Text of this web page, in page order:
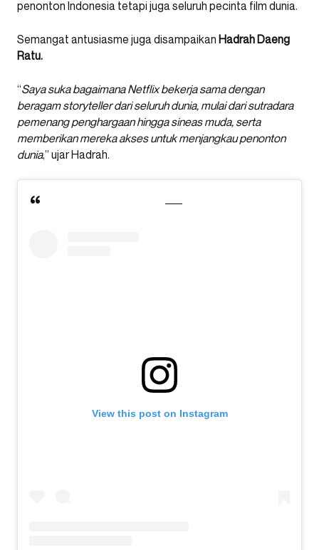
penonton Indonesia tetapi juga seluruh pecinta film dunia.
Semangat antusiasme juga disampaikan Hadrah Daeng
Ratu.
“Saya suka bagaimana Netflix bekerja sama dengan
beragam storyteller dari seluruh dunia, mulai dari sutradara
pemenang penghargaan hingga sineas muda, serta
memberikan mereka akses untuk menjangkau penonton
dunia,” ujar Hadrah.
View this post on Instagram